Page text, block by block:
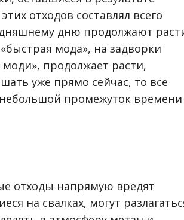
отходов составлял всего
дню продолжают
мода», на задворки
продолжает расти,
уже прямо сейчас, то все
промежуток времени
отходы напрямую вредят
на свалках, могут